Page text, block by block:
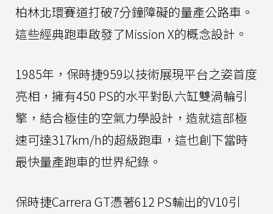
柏林北環賽道打破7分鐘障礙的量產公路車。
這些經典跑車啟發了Mission X的概念設計。
1985年，保時捷959以技術展現平台之姿首度
亮相，擁有450 PS的水平對臥六缸雙渦輪引
擎，結合極佳的空氣力學設計，造就這部極
速可達317km/h的超級跑車，這也創下當時
最快量產跑車的世界紀錄。
保時捷Carrera GT憑著612 PS輸出的V10引